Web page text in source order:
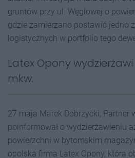
gruntów przy ul. Węglowej o
gdzie zamierzano postawić jedno
logistycznych w portfolio tego
Latex Opony wydzierżawi
mkw.
27 maja Marek Dobrzycki, Partner
poinformował o wydzierżawieniu
powierzchni w bytomskim
opolska firma Latex Opony, która